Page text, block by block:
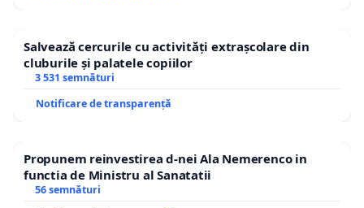
Salvează cercurile cu activități extrașcolare din
cluburile și palatele copiilor
3 531 semnături
Notificare de transparență
Propunem reinvestirea d-nei Ala Nemerenco in
functia de Ministru al Sanatatii
56 semnături